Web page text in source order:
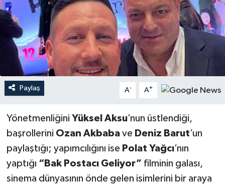
Paylaş A- A+
Yönetmenliğini Yüksel Aksu’nun üstlendiği,
başrollerini Ozan Akbabave Deniz Barut’un
paylaştığı; yapımcılığını ise Polat Yağcı’nın
yaptığı “Bak Postacı Geliyor” filminin galası,
sinema dünyasının önde gelen isimlerini bir araya